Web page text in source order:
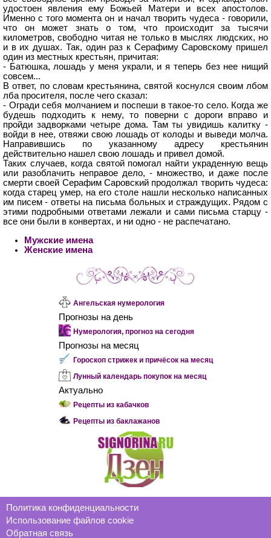
удостоен явления ему Божьей Матери и всех апостолов.
Именно с того момента он и начал творить чудеса - говорили,
что он может знать о том, что происходит за тысячи
километров, свободно читая не только в мыслях людских, но
и в их душах. Так, один раз к Серафиму Саровскому пришел
один из местных крестьян, причитая:
- Батюшка, лошадь у меня украли, и я теперь без нее нищий
совсем...
В ответ, по словам крестьянина, святой коснулся своим лбом
лба просителя, после чего сказал:
- Огради себя молчанием и поспеши в такое-то село. Когда же
будешь подходить к нему, то поверни с дороги вправо и
пройди задворками четыре дома. Там ты увидишь калитку -
войди в нее, отвяжи свою лошадь от колоды и выведи молча.
Направившись по указанному адресу крестьянин
действительно нашел свою лошадь и привел домой.
Таких случаев, когда святой помогал найти украденную вещь
или разоблачить неправое дело, - множество, и даже после
смерти своей Серафим Саровский продолжал творить чудеса:
когда старец умер, на его столе нашли несколько написанных
им писем - ответы на письма больных и страждущих. Рядом с
этими подробными ответами лежали и сами письма старцу -
все они были в конвертах, и ни одно - не распечатано.
Мужские имена
Женские имена
Ангельская нумерология
Прогнозы на день
Нумерология, прогноз на сегодня
Прогнозы на месяц
Гороскоп стрижек и причёсок на месяц
Лунный календарь покупок на месяц
Актуально
Рецепты из кабачков
Рецепты из баклажанов
Политика конфиденциальности
Использование файлов cookie
Обратная связь